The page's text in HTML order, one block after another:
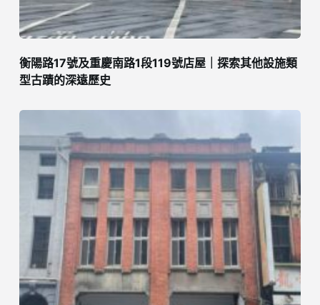
衡陽路17號及重慶南路1段119號店屋｜探索其他設施類
型古蹟的深遠歷史